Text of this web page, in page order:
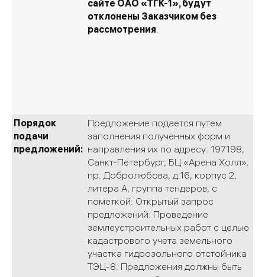
сайте ОАО «ТГК-1», будут
отклонены Заказчиком без
рассмотрения.
Порядок
подачи
предложений:
Предложение подается путем
заполнения полученных форм и
направления их по адресу: 197198,
Санкт-Петербург, БЦ «Арена Холл»,
пр. Добролюбова, д.16, корпус 2,
литера А, группа тендеров, с
пометкой: Открытый запрос
предложений: Проведение
землеустроительных работ с целью
кадастрового учета земельного
участка гидрозольного отстойника
ТЭЦ-8. Предложения должны быть